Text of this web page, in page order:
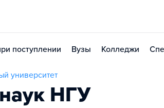
поступлении Вузы Колледжи
университет
НГУ